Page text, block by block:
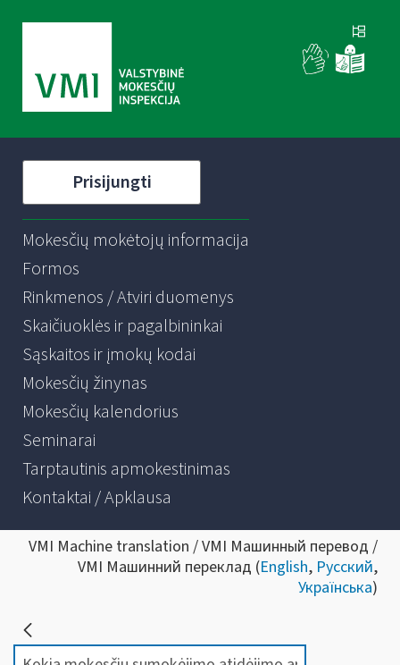
Prisijungti
Mokesčių mokėtojų informacija
Formos
Rinkmenos / Atviri duomenys
Skaičiuoklės ir pagalbininkai
Sąskaitos ir įmokų kodai
Mokesčių žinynas
Mokesčių kalendorius
Seminarai
Tarptautinis apmokestinimas
Kontaktai / Apklausa
VMI Machine translation / VMI Машинный перевод /
VMI Машинний переклад (English, Русский,
Українська)